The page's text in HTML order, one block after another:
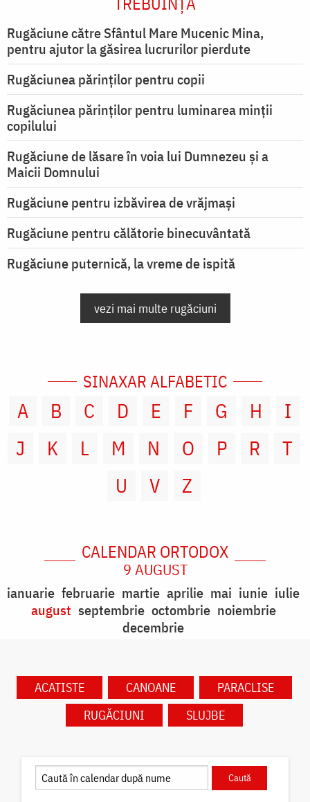
Rugăciune către Sfântul Mare Mucenic Mina,
pentru ajutor la găsirea lucrurilor pierdute
Rugăciunea părinților pentru copii
Rugăciunea părinților pentru luminarea minţii
copilului
Rugăciune de lăsare în voia lui Dumnezeu şi a
Maicii Domnului
Rugăciune pentru izbăvirea de vrăjmași
Rugăciune pentru călătorie binecuvântată
Rugăciune puternică, la vreme de ispită
vezi mai multe rugăciuni
SINAXAR ALFABETIC
A B C D E F G H
I
J
K L M N O P R
T
U
V Z
CALENDAR ORTODOX
9 AUGUST
ianuarie februarie martie aprilie mai iunie iulie
august septembrie octombrie noiembrie
decembrie
ACATISTE CANOANE
PARACLISE
RUGĂCIUNI
SLUJBE